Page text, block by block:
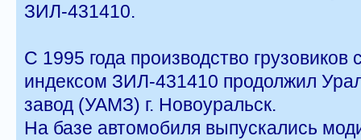
ЗИЛ-431410.
С 1995 года производство
индексом ЗИЛ-431410 продолжил
завод (УАМЗ) г. Новоуральск.
На базе автомобиля выпускались